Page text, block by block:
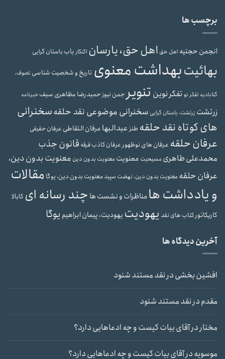
برچسب ها
انجمن حجتیه اهل حق اهل حق، یارسان اکنکارباب باستان گرایی
بهائیتبهداشت معنوی تاریخ و شخصیت شناسی تصوف،
گنابادیه تفکر نوتفکر نوین تنویر جمن نیوز حمیدرضا مظاهری سیفخبرنامه
زرتشت زرتشت، باستان گرایی سخنرانی موضوعی نقد حلقهسخنرانی
های کوتاه نقد حلقه طنز عبدالبهاعرفان التقاطی عرفان حقیقی
عرفان حلقه عرفان های نوظهور عرفان کاذبفرقه قانون جذب
محمدعلی طاهری مسیحیت معنویت معنویت بدون دین معنویت بدون دین،
عرفان حلقه معنویت بدون دین، نهضت سپیدمعنویت بدون دین، یوگا مقالات
و یادداشت هامناظرات و نشست ها چند رسانه ای کابالا
کاریکاتور کتاب های نقد یهودیت یهودیت، پیمان ابراهیم یوگا
آخرین دیدگاه ها
افشین بخشیدرنقد مستند شنود
مقدمدرنقد مستند شنود
مختاردرآقای بیات کیست و چه ادعاهایی دارد؟
موسویهدرآقای بیات کیست و چه ادعاهایی دارد؟